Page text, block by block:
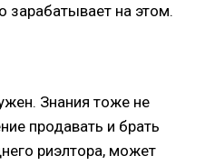
зарабатывает на этом.
Знания тоже не
продавать и брать
риэлтора, может